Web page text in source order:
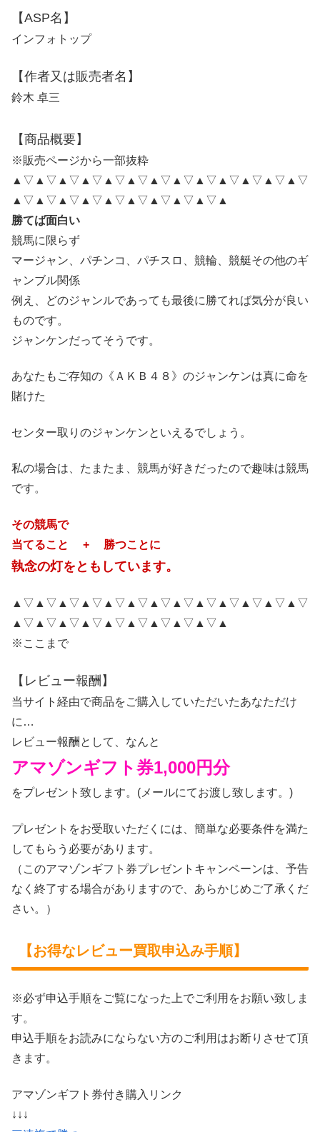
【ASP名】
インフォトップ
【作者又は販売者名】
鈴木 卓三
【商品概要】
※販売ページから一部抜粋
▲▽▲▽▲▽▲▽▲▽▲▽▲▽▲▽▲▽▲▽▲▽▲▽▲▽
▲▽▲▽▲▽▲▽▲▽▲▽▲▽▲▽▲▽▲
勝てば面白い
競馬に限らず
マージャン、パチンコ、パチスロ、競輪、競艇その他のギ
ャンブル関係
例え、どのジャンルであっても最後に勝てれば気分が良い
ものです。
ジャンケンだってそうです。
あなたもご存知の《ＡＫＢ４８》のジャンケンは真に命を
賭けた
センター取りのジャンケンといえるでしょう。
私の場合は、たまたま、競馬が好きだったので趣味は競馬
です。
その競馬で
当てること + 勝つことに
執念の灯をともしています。
▲▽▲▽▲▽▲▽▲▽▲▽▲▽▲▽▲▽▲▽▲▽▲▽▲▽
▲▽▲▽▲▽▲▽▲▽▲▽▲▽▲▽▲▽▲
※ここまで
【レビュー報酬】
当サイト経由で商品をご購入していただいたあなただけ
に…
レビュー報酬として、なんと
アマゾンギフト券1,000円分
をプレゼント致します。(メールにてお渡し致します。)
プレゼントをお受取いただくには、簡単な必要条件を満た
してもらう必要があります。
（このアマゾンギフト券プレゼントキャンペーンは、予告
なく終了する場合がありますので、あらかじめご了承くだ
さい。）
【お得なレビュー買取申込み手順】
※必ず申込手順をご覧になった上でご利用をお願い致しま
す。
申込手順をお読みにならない方のご利用はお断りさせて頂
きます。
アマゾンギフト券付き購入リンク
↓↓↓